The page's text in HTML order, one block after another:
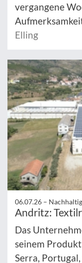
vergangene
Elling
06.07.26 –
Andritz:
Das
seinem
Serra,